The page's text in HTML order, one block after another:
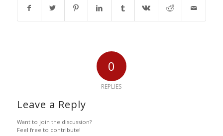
0
REPLIES
Leave a Reply
Want to join the discussion?
Feel free to contribute!